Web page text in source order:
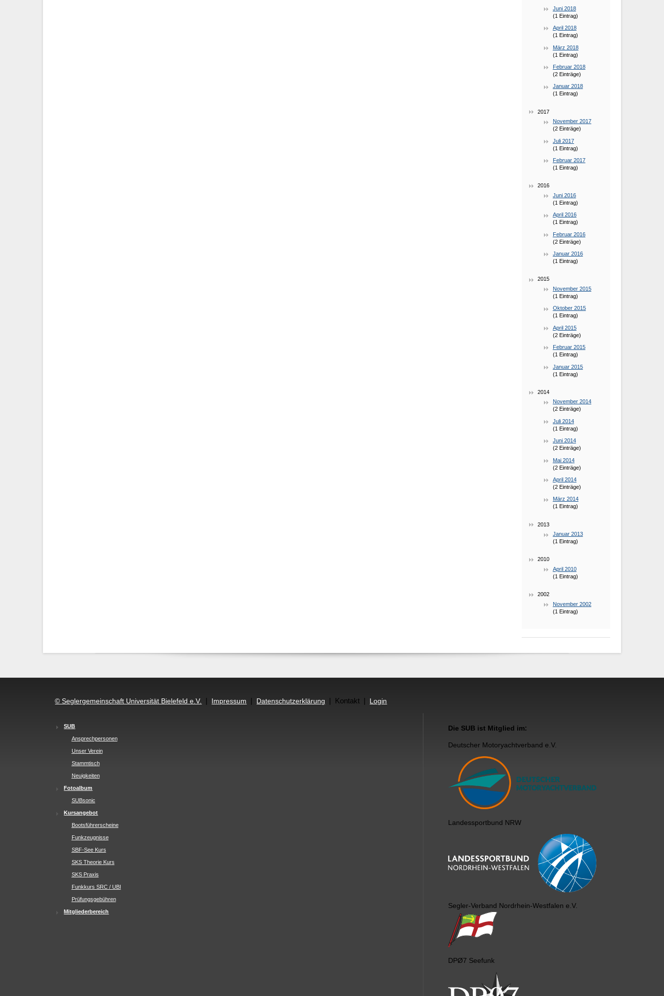
Juni 2018
(1 Eintrag)
April 2018
(1 Eintrag)
März 2018
(1 Eintrag)
Februar 2018
(2 Einträge)
Januar 2018
(1 Eintrag)
2017
November 2017
(2 Einträge)
Juli 2017
(1 Eintrag)
Februar 2017
(1 Eintrag)
2016
Juni 2016
(1 Eintrag)
April 2016
(1 Eintrag)
Februar 2016
(2 Einträge)
Januar 2016
(1 Eintrag)
2015
November 2015
(1 Eintrag)
Oktober 2015
(1 Eintrag)
April 2015
(2 Einträge)
Februar 2015
(1 Eintrag)
Januar 2015
(1 Eintrag)
2014
November 2014
(2 Einträge)
Juli 2014
(1 Eintrag)
Juni 2014
(2 Einträge)
Mai 2014
(2 Einträge)
April 2014
(2 Einträge)
März 2014
(1 Eintrag)
2013
Januar 2013
(1 Eintrag)
2010
April 2010
(1 Eintrag)
2002
November 2002
(1 Eintrag)
© Seglergemeinschaft Universität Bielefeld e.V. | Impressum | Datenschutzerklärung | Kontakt | Login
SUB
Ansprechpersonen
Unser Verein
Stammtisch
Neuigkeiten
Fotoalbum
SUBsonic
Kursangebot
Bootsführerscheine
Funkzeugnisse
SBF-See Kurs
SKS Theorie Kurs
SKS Praxis
Funkkurs SRC / UBI
Prüfungsgebühren
Mitgliederbereich
Die SUB ist Mitglied im:
Deutscher Motoryachtverband e.V.
Landessportbund NRW
Segler-Verband Nordrhein-Westfalen e.V.
DPØ7 Seefunk